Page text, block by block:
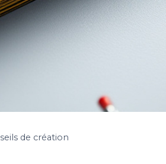
de création